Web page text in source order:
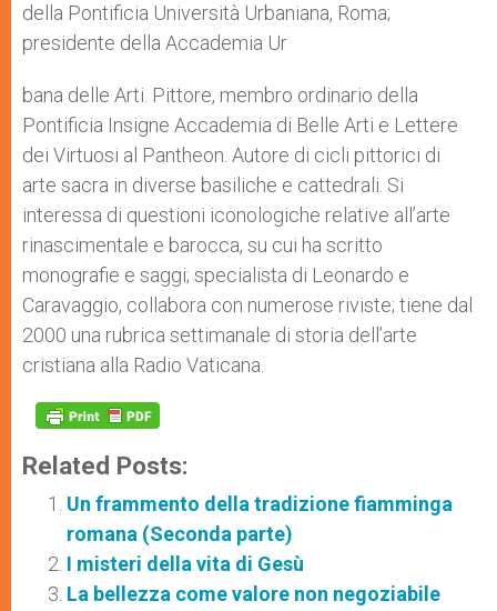
della Pontificia Università Urbaniana, Roma;
presidente della Accademia Ur
bana delle Arti. Pittore, membro ordinario della
Pontificia Insigne Accademia di Belle Arti e Lettere
dei Virtuosi al Pantheon. Autore di cicli pittorici di
arte sacra in diverse basiliche e cattedrali. Si
interessa di questioni iconologiche relative all’arte
rinascimentale e barocca, su cui ha scritto
monografie e saggi; specialista di Leonardo e
Caravaggio, collabora con numerose riviste; tiene dal
2000 una rubrica settimanale di storia dell’arte
cristiana alla Radio Vaticana.
Related Posts:
Un frammento della tradizione fiamminga
romana (Seconda parte)
I misteri della vita di Gesù
La bellezza come valore non negoziabile